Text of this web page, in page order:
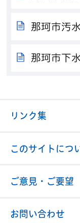
那珂市汚
那珂市下
リンク集
このサイトにつ
ご意見・ご要望
お問い合わせ